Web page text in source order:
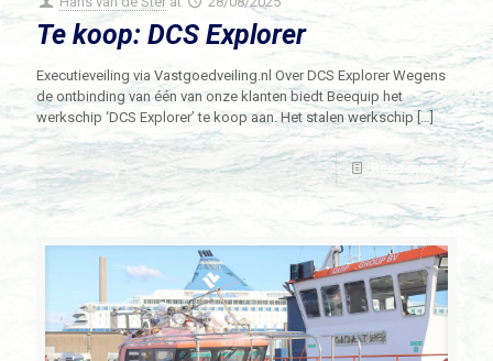
Te koop: DCS Explorer
Executieveiling via Vastgoedveiling.nl Over DCS Explorer Wegens
de ontbinding van één van onze klanten biedt Beequip het
werkschip ‘DCS Explorer’ te koop aan. Het stalen werkschip […]
Read more